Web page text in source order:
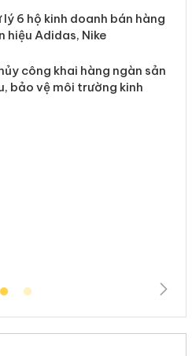
Xử lý 6 hộ kinh doanh bán
nhãn hiệu Adidas, Nike